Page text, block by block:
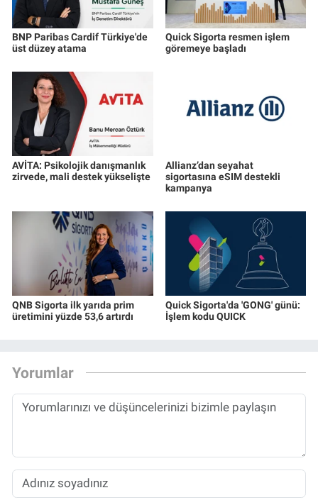
BNP Paribas Cardif Türkiye'de
üst düzey atama
Quick Sigorta resmen işlem
göremeye başladı
AVİTA: Psikolojik danışmanlık
zirvede, mali destek yükselişte
Allianz’dan seyahat
sigortasına eSIM destekli
kampanya
QNB Sigorta ilk yarıda prim
üretimini yüzde 53,6 artırdı
Quick Sigorta'da 'GONG' günü:
İşlem kodu QUICK
Yorumlar